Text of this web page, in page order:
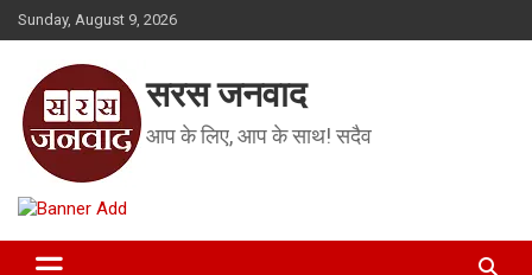
Skip
to
Sunday, August 9, 2026
सरस जनवाद
आप के लिए, आप के साथ! सदैव